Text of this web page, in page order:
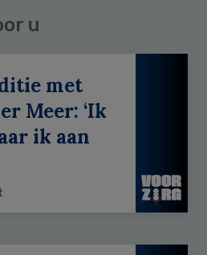
u
met
Meer: ‘Ik
ik aan